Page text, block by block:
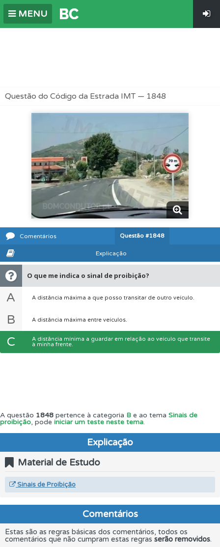
MENU
Questão do Código da Estrada IMT — 1848
Comentários Questão #1848
Explicação
O que me indica o sinal de proibição?
A A distância máxima a que posso transitar de outro veículo.
B A distância máxima entre veículos.
C
A distância mínima a guardar em relação ao veículo que transite
à minha frente.
A questão 1848 pertence à categoria B e ao tema Sinais de
proibição, pode iniciar um teste neste tema.
Explicação
Material de Estudo
Sinais de Proibição
Comentários
Estas são as regras básicas dos comentários, todos os
comentários que não cumpram estas regras serão removidos.